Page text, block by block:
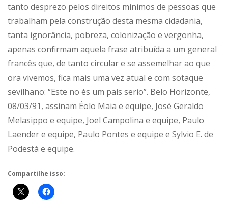
tanto desprezo pelos direitos mínimos de pessoas que
trabalham pela construção desta mesma cidadania,
tanta ignorância, pobreza, colonização e vergonha,
apenas confirmam aquela frase atribuída a um general
francês que, de tanto circular e se assemelhar ao que
ora vivemos, fica mais uma vez atual e com sotaque
sevilhano: “Este no és um país serio”. Belo Horizonte,
08/03/91, assinam Éolo Maia e equipe, José Geraldo
Melasippo e equipe, Joel Campolina e equipe, Paulo
Laender e equipe, Paulo Pontes e equipe e Sylvio E. de
Podestá e equipe.
Compartilhe isso: